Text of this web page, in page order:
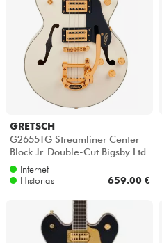
GRETSCH
G2655TG Streamliner Center
Block Jr. Double-Cut Bigsby Ltd
- Vintage white
Internet
Historias
659.00 €